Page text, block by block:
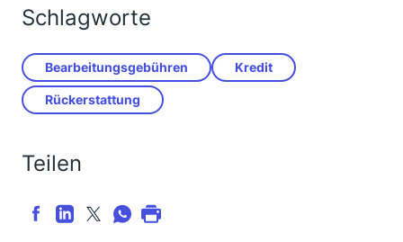
Schlagworte
Bearbeitungsgebühren Kredit
Rückerstattung
Teilen